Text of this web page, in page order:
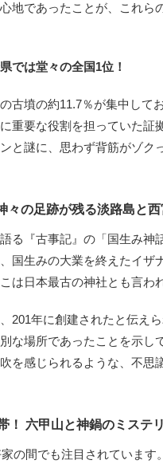
地であったことが、これら
では堂々の全国1位！
古墳の約11.7％が集中して
重要な役割を担っていた証
と謎に、思わず背筋がゾク
々の足跡が残る淡路島と西
る『古事記』の「国生み神
国生みの大業を終えたイ
は日本最古の神社とも言わ
201年に創建されたと伝え
な場所であったことを示
を感じられるような、不思
！ 六甲山と神鍋のミステ
の間でも注目されています